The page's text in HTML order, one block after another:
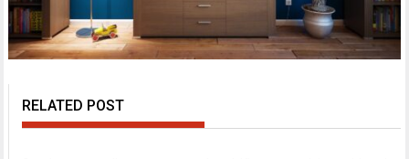
RELATED POST